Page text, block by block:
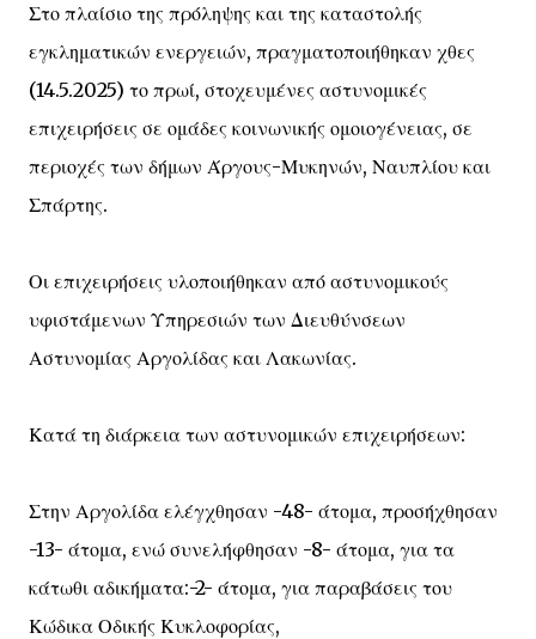
Στο πλαίσιο της πρόληψης και της καταστολής
εγκληματικών ενεργειών, πραγματοποιήθηκαν χθες
(14.5.2025) το πρωί, στοχευμένες αστυνομικές
επιχειρήσεις σε ομάδες κοινωνικής ομοιογένειας, σε
περιοχές των δήμων Άργους-Μυκηνών, Ναυπλίου και
Σπάρτης.
Οι επιχειρήσεις υλοποιήθηκαν από αστυνομικούς
υφιστάμενων Υπηρεσιών των Διευθύνσεων
Αστυνομίας Αργολίδας και Λακωνίας.
Κατά τη διάρκεια των αστυνομικών επιχειρήσεων:
Στην Αργολίδα ελέγχθησαν -48- άτομα, προσήχθησαν
-13- άτομα, ενώ συνελήφθησαν -8- άτομα, για τα
κάτωθι αδικήματα:-2- άτομα, για παραβάσεις του
Κώδικα Οδικής Κυκλοφορίας,